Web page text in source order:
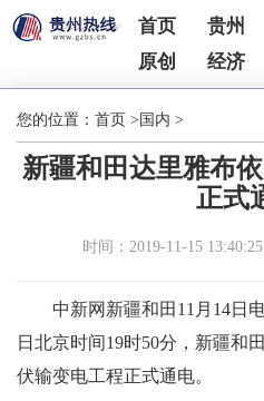
首页 贵州
原创
经济
您的位置： 首页 > 国内 >
新疆和田达里雅布
正式
时间：2019-11-15 13:40:25
中新网新疆和田11月14日
日北京时间19时50分，新疆和
伏输变电工程正式通电。